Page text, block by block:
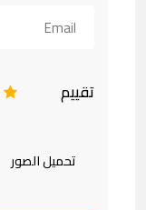
تقييم
تحميل الصور